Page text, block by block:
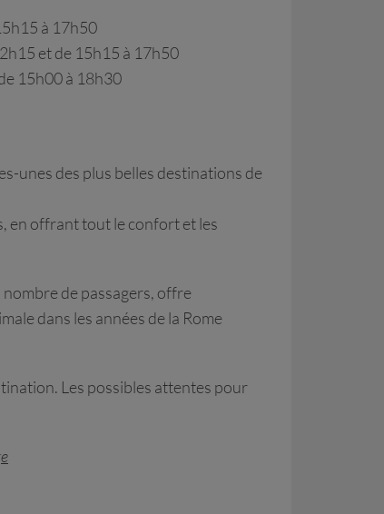
à 17h50
et de 15h15 à 17h50
15h00 à 18h30
unes des plus belles destinations de
en offrant tout le confort et les
de passagers, offre
dans les années de la Rome
Les possibles attentes pour